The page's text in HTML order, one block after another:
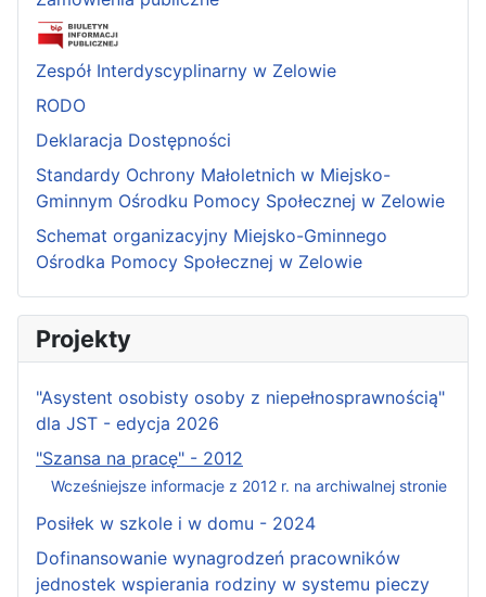
Zespół Interdyscyplinarny w Zelowie
RODO
Deklaracja Dostępności
Standardy Ochrony Małoletnich w Miejsko-
Gminnym Ośrodku Pomocy Społecznej w Zelowie
Schemat organizacyjny Miejsko-Gminnego
Ośrodka Pomocy Społecznej w Zelowie
Projekty
"Asystent osobisty osoby z niepełnosprawnością"
dla JST - edycja 2026
"Szansa na pracę" - 2012
Wcześniejsze informacje z 2012 r. na archiwalnej stronie
Posiłek w szkole i w domu - 2024
Dofinansowanie wynagrodzeń pracowników
jednostek wspierania rodziny w systemu pieczy